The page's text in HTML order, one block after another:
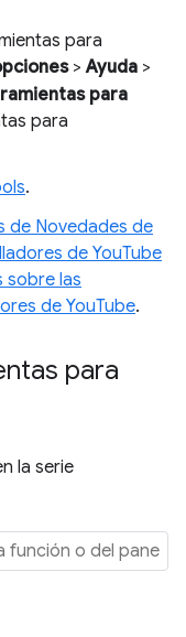
para
>Ayuda >
para
para
.
de Novedades de
de YouTube
sobre las
de YouTube.
para
la serie